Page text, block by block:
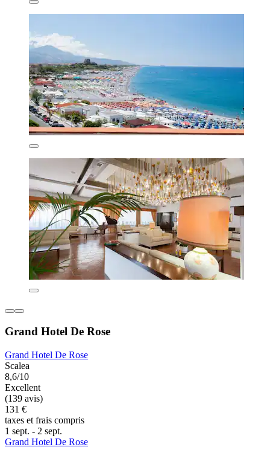
Grand Hotel De Rose
Grand Hotel De Rose
Scalea
8,6/10
Excellent
(139 avis)
131 €
taxes et frais compris
1 sept. - 2 sept.
Grand Hotel De Rose